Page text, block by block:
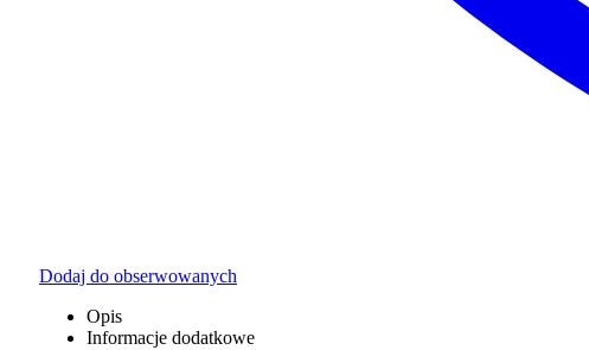
Dodaj do obserwowanych
Opis
Informacje dodatkowe